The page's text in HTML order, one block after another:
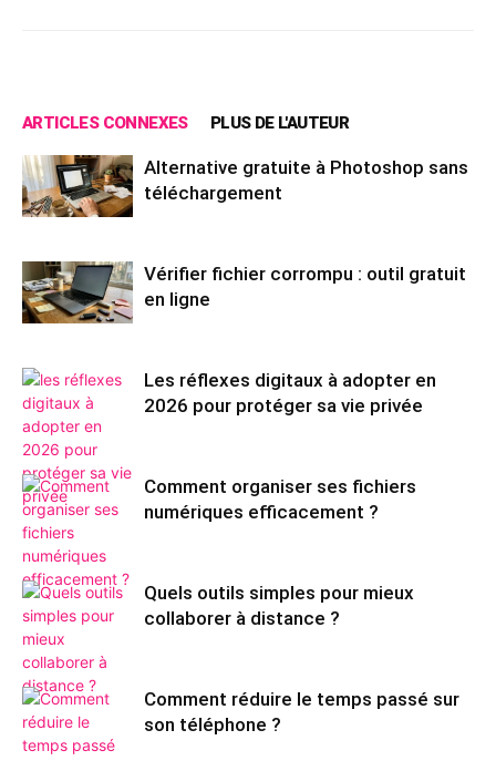
ARTICLES CONNEXES PLUS DE L'AUTEUR
Alternative gratuite à Photoshop sans
téléchargement
Vérifier fichier corrompu : outil gratuit
en ligne
Les réflexes digitaux à adopter en
2026 pour protéger sa vie privée
Comment organiser ses fichiers
numériques efficacement ?
Quels outils simples pour mieux
collaborer à distance ?
Comment réduire le temps passé sur
son téléphone ?